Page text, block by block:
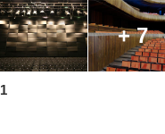
+ 7
1